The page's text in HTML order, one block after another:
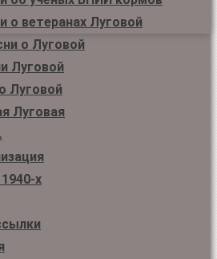
о ветеранах Луговой
о Луговой
Луговой
Луговой
Луговая
х